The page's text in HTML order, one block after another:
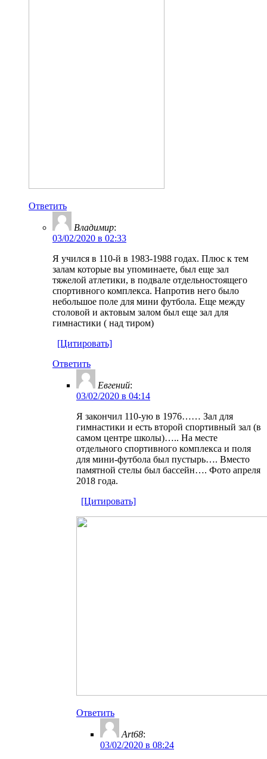
Ответить
Владимир:
03/02/2020 в 02:33
Я учился в 110-й в 1983-1988 годах. Плюс к тем
залам которые вы упоминаете, был еще зал
тяжелой атлетики, в подвале отдельностоящего
спортивного комплекса. Напротив него было
небольшое поле для мини футбола. Еще между
столовой и актовым залом был еще зал для
гимнастики ( над тиром)
[Цитировать]
Ответить
Евгений:
03/02/2020 в 04:14
Я закончил 110-ую в 1976…… Зал для
гимнастики и есть второй спортивный зал (в
самом центре школы)….. На месте
отдельного спортивного комплекса и поля
для мини-футбола был пустырь…. Вместо
памятной стелы был бассейн…. Фото апреля
2018 года.
[Цитировать]
Ответить
Art68:
03/02/2020 в 08:24